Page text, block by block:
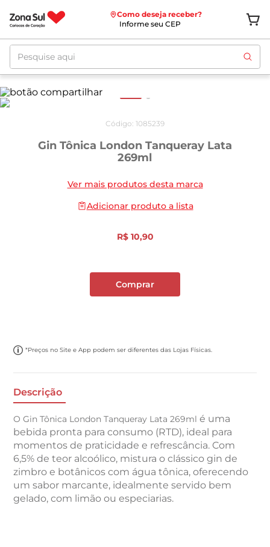
Como deseja receber?
Informe seu CEP
Pesquise aqui
Código: 1085239
Gin Tônica London Tanqueray Lata
269ml
Ver mais produtos desta marca
Adicionar produto a lista
R$ 10,90
Comprar
*Preços no Site e App podem ser diferentes das Lojas Físicas.
Descrição
O Gin Tônica London Tanqueray Lata 269ml é uma
bebida pronta para consumo (RTD), ideal para
momentos de praticidade e refrescância. Com
6,5% de teor alcoólico, mistura o clássico gin de
zimbro e botânicos com água tônica, oferecendo
um sabor marcante, idealmente servido bem
gelado, com limão ou especiarias.